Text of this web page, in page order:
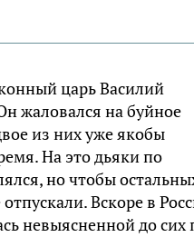
царь Василий
жаловался на буйное
из них уже якобы
На это дьяки по
но чтобы
Вскоре в
невыясненной до сих